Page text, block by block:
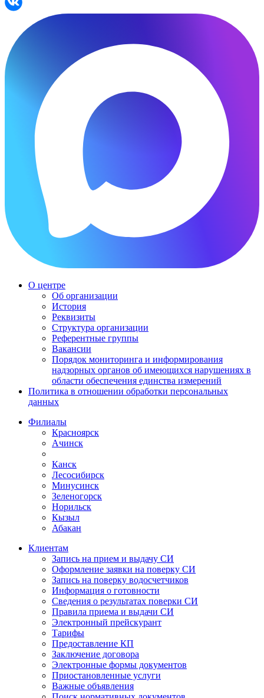
О центре
Об организации
История
Реквизиты
Структура организации
Референтные группы
Вакансии
Порядок мониторинга и информирования
надзорных органов об имеющихся нарушениях в
области обеспечения единства измерений
Политика в отношении обработки персональных
данных
Филиалы
Красноярск
Ачинск
Канск
Лесосибирск
Минусинск
Зеленогорск
Норильск
Кызыл
Абакан
Клиентам
Запись на прием и выдачу СИ
Оформление заявки на поверку СИ
Запись на поверку водосчетчиков
Информация о готовности
Сведения о результатах поверки СИ
Правила приема и выдачи СИ
Электронный прейскурант
Тарифы
Предоставление КП
Заключение договора
Электронные формы документов
Приостановленные услуги
Важные объявления